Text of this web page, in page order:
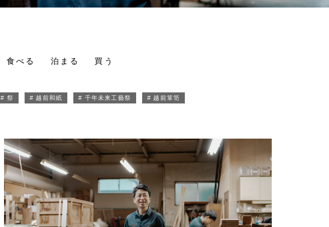
食べる 泊まる 買う
# 祭 # 越前和紙 # 千年未来工藝祭 # 越前箪笥